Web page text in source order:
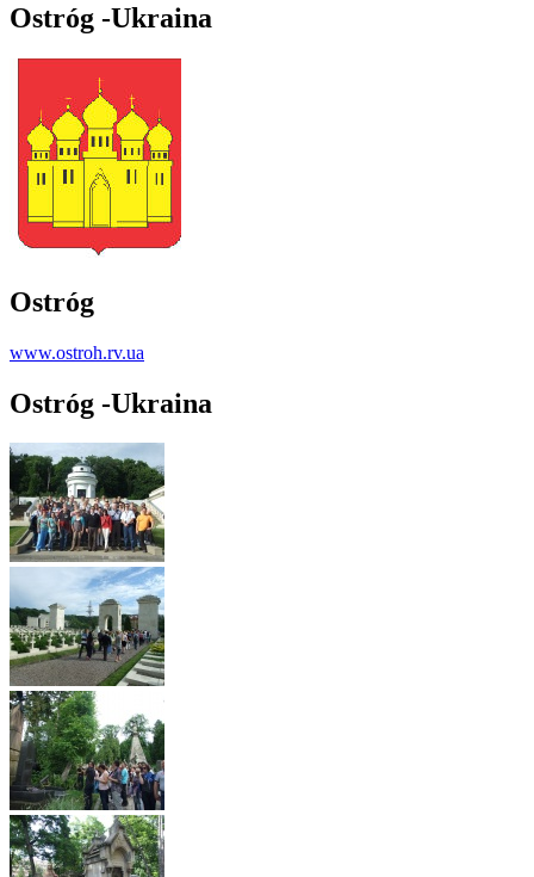
Ostróg -Ukraina
Ostróg
www.ostroh.rv.ua
Ostróg -Ukraina